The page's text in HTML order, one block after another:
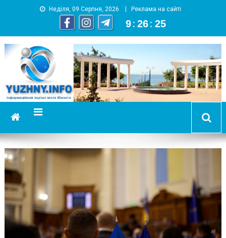
Неділя, 09 Серпня, 2026 Реклама на сайті
9 : 26 : 25
YUZHNY.INFO
информационный портал города Южный